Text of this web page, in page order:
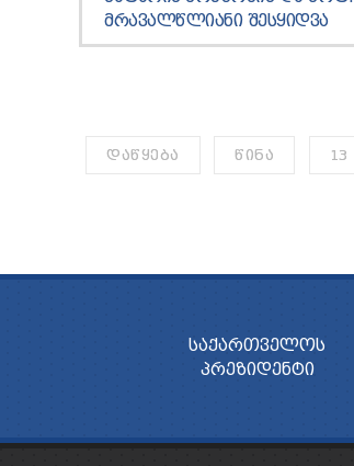
ᲛᲠᲐᲕᲐᲚᲬᲚᲘᲐᲜᲘ ᲨᲔᲡᲧᲘᲓᲕᲐ
ᲓᲐᲬᲧᲔᲑᲐ ᲬᲘᲜᲐ 13
ᲡᲐᲥᲐᲠᲗᲕᲔᲚᲝᲡ
ᲞᲠᲔᲖᲘᲓᲔᲜᲢᲘ